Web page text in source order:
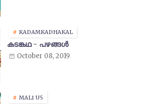
KADAMKADHAKAL
കടങ്കഥ - പഴങ്ങൾ
October 08, 2019
MAL1 U5